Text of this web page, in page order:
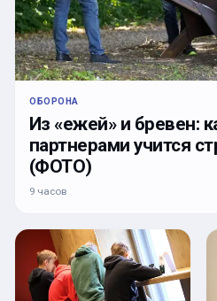
ОБОРОНА
Из «ежей» и бревен:
партнерами учится
(ФОТО)
9 часов